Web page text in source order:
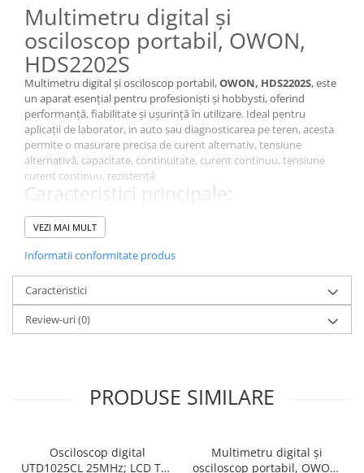
Multimetru digital și
osciloscop portabil, OWON,
HDS2202S
Multimetru digital și osciloscop portabil,OWON, HDS2202S, este
un aparat esențial pentru profesioniști și hobbysti, oferind
performanță, fiabilitate și ușurință în utilizare. Ideal pentru
aplicații de laborator, in auto sau diagnosticarea pe teren, acesta
permite o masurare precisa de curent alternativ, tensiune
alternativă, capacitate, continuitate, curent continuu, tensiune
curent continuu, rezistență
Caracteristici principale:
De ce să alegi acest model?
precise in domeniul electric si electronic., HDS2202S, oferă o
calitate excelentă a masuratorilor pentru aplicații de laborator,
industriale și educaționale.
Specificații Tehnice
Caracteristică
Detalii
Eșantionare
1Gsps
VEZI MAI MULT
Informatii conformitate produs
Caracteristici
Review-uri(0)
PRODUSE SIMILARE
Osciloscop digital
UTD1025CL 25MHz; LCD TFT
Multimetru digital și
osciloscop portabil, OWON,